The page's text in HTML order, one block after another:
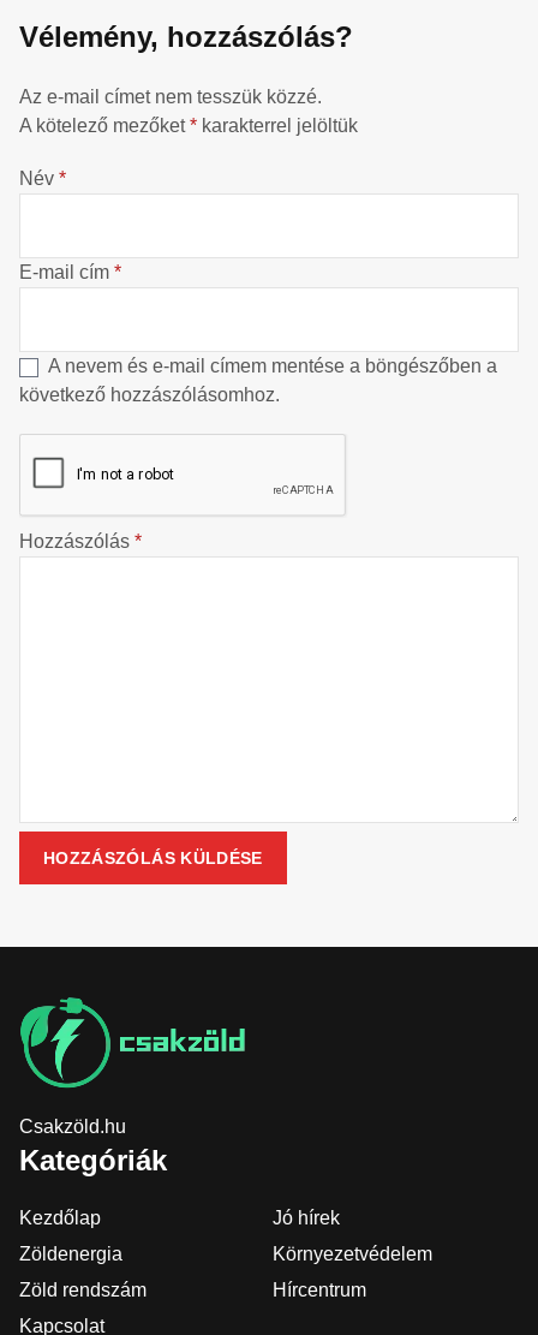
Vélemény, hozzászólás?
Az e-mail címet nem tesszük közzé.
A kötelező mezőket* karakterrel jelöltük
Név *
E-mail cím *
A nevem és e-mail címem mentése a böngészőben a
következő hozzászólásomhoz.
Hozzászólás *
Csakzöld.hu
Kategóriák
Kezdőlap
Jó hírek
Zöldenergia
Környezetvédelem
Zöld rendszám
Hírcentrum
Kapcsolat